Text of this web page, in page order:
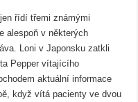
řídí třemi známými
alespoň v některých
Loni v Japonsku zatkli
Pepper vítajícího
aktuální informace
když vítá pacienty ve dvou